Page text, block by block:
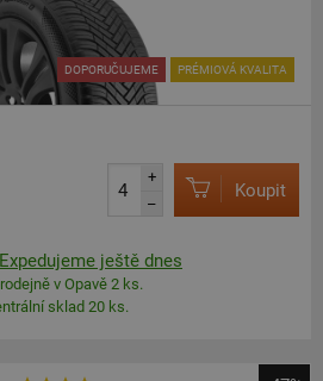
DOPORUČUJEME PRÉMIOVÁ KVALITA
+
–
Koupit
Expedujeme ještě dnes
v Opavě 2 ks.
sklad 20 ks.